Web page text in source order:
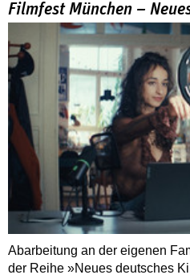
Filmfest München –
Abarbeitung an der eigenen
der Reihe »Neues deutsches